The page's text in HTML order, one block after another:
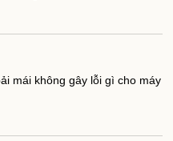
mái không gây lỗi gì cho máy